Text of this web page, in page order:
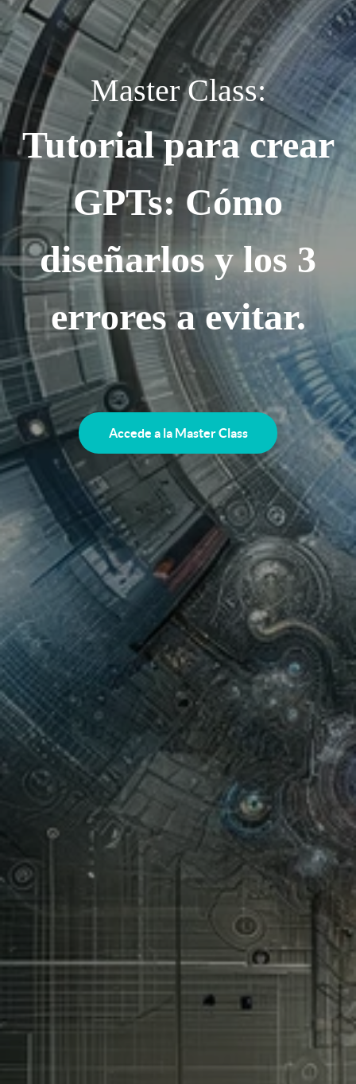
Master Class:
Tutorial para crear
GPTs: Cómo
diseñarlos y los 3
errores a evitar.
Accede a la Master Class